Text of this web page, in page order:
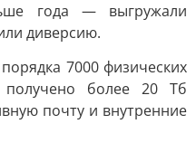
года — выгружали
диверсию.
7000 физических
получено более 20 Тб
почту и внутренние